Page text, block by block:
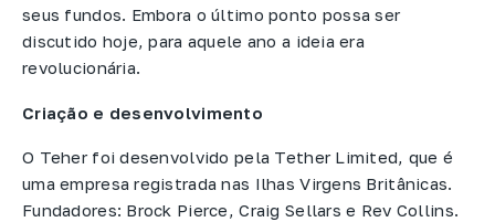
seus fundos. Embora o último ponto possa ser
discutido hoje, para aquele ano a ideia era
revolucionária.
Criação e desenvolvimento
O Teher foi desenvolvido pela Tether Limited, que é
uma empresa registrada nas Ilhas Virgens Britânicas.
Fundadores: Brock Pierce, Craig Sellars e Rev Collins.